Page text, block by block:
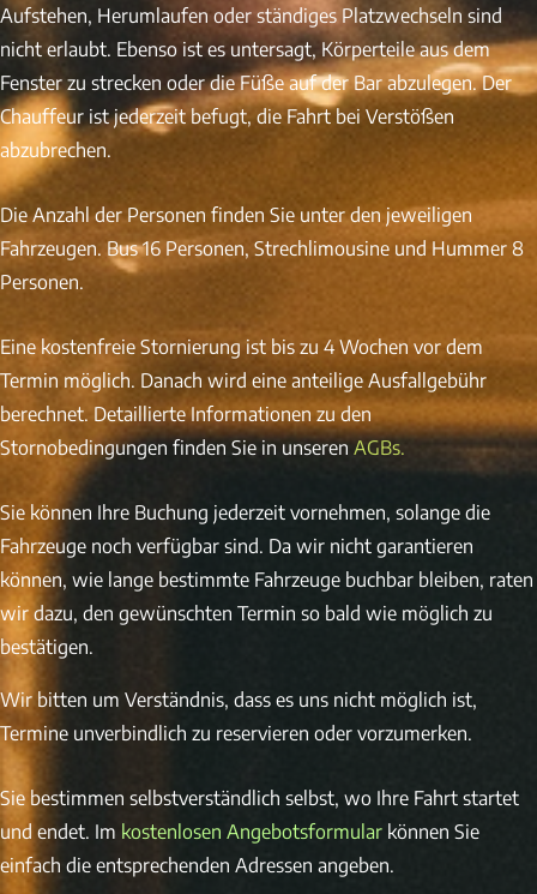
Aufstehen, Herumlaufen oder ständiges Platzwechseln sind
nicht erlaubt. Ebenso ist es untersagt, Körperteile aus dem
Fenster zu strecken oder die Füße auf der Bar abzulegen. Der
Chauffeur ist jederzeit befugt, die Fahrt bei Verstößen
abzubrechen.
Die Anzahl der Personen finden Sie unter den jeweiligen
Fahrzeugen. Bus 16 Personen, Strechlimousine und Hummer 8
Personen.
Eine kostenfreie Stornierung ist bis zu 4 Wochen vor dem
Termin möglich. Danach wird eine anteilige Ausfallgebühr
berechnet. Detaillierte Informationen zu den
Stornobedingungen finden Sie in unserenAGBs.
Sie können Ihre Buchung jederzeit vornehmen, solange die
Fahrzeuge noch verfügbar sind. Da wir nicht garantieren
können, wie lange bestimmte Fahrzeuge buchbar bleiben, raten
wir dazu, den gewünschten Termin so bald wie möglich zu
bestätigen.
Wir bitten um Verständnis, dass es uns nicht möglich ist,
Termine unverbindlich zu reservieren oder vorzumerken.
Sie bestimmen selbstverständlich selbst, wo Ihre Fahrt startet
und endet. Im kostenlosen Angebotsformular können Sie
einfach die entsprechenden Adressen angeben.